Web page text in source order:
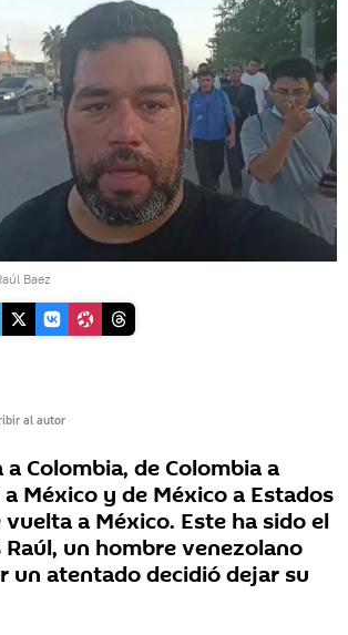
Baez
al autor
a Colombia, de Colombia a
a México y de México a Estados
vuelta a México. Este ha sido el
un hombre venezolano
un atentado decidió dejar su